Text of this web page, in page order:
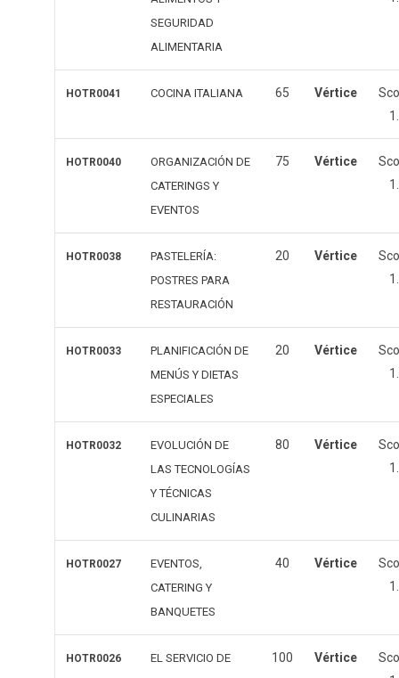
SEGURIDAD
ALIMENTARIA
HOTR0041 COCINA ITALIANA 65 Vértice
HOTR0040
ORGANIZACIÓN DE
CATERINGS Y
EVENTOS
75 Vértice
HOTR0038
PASTELERÍA:
POSTRES PARA
RESTAURACIÓN
20 Vértice
HOTR0033
PLANIFICACIÓN DE
MENÚS Y DIETAS
ESPECIALES
20 Vértice
HOTR0032
EVOLUCIÓN DE
LAS TECNOLOGÍAS
Y TÉCNICAS
CULINARIAS
80 Vértice
HOTR0027
EVENTOS,
CATERING Y
BANQUETES
40 Vértice
HOTR0026
EL SERVICIO DE
100 Vértice